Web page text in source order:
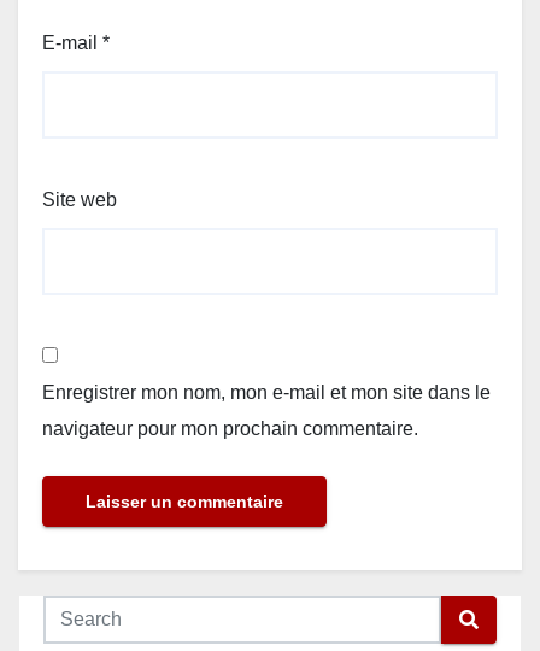
E-mail *
Site web
Enregistrer mon nom, mon e-mail et mon site dans le
navigateur pour mon prochain commentaire.